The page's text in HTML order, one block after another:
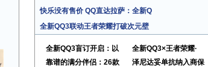
快乐没有售价 QQ直达拉萨：全新Q
全新QQ3联动王者荣耀打破次元壁
全新QQ3盲订开启：以
全新QQ3×王者荣耀·
靠谱的满分伴侣：26款
泽尼达妥单抗纳入商保